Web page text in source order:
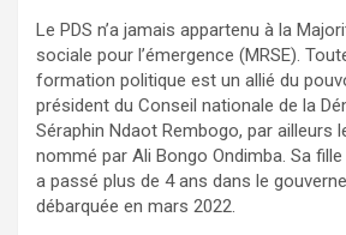
Le PDS n’a jamais appartenu à la
sociale pour l’émergence (MRSE).
formation politique est un allié du
président du Conseil nationale de la
Séraphin Ndaot Rembogo, par ailleurs
nommé par Ali Bongo Ondimba. Sa
a passé plus de 4 ans dans le
débarquée en mars 2022.